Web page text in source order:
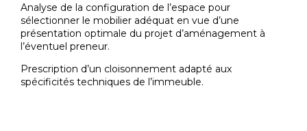
Analyse de la configuration de l’espace pour
sélectionner le mobilier adéquat en vue d’une
présentation optimale du projet d’aménagement à
l’éventuel preneur.
Prescription d’un cloisonnement adapté aux
spécificités techniques de l’immeuble.